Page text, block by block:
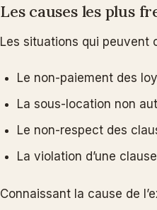
Les causes les plus
Les situations qui peuvent
Le non-paiement des
La sous-location non
Le non-respect des
La violation d’une
Connaissant la cause de